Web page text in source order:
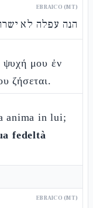
EBRAICO (MT)
הנה עפלה לא
ψυχή μου ἐν
ζήσεται.
anima in lui;
fedeltà
EBRAICO (MT)